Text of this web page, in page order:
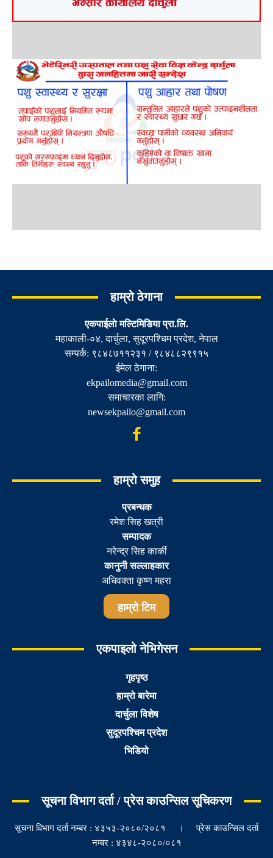
हाम्रो ठेगाना
एकपाईलाे मल्टिमिडिया प्रा.लि.
महाकाली-०४, दार्चुला, सुदूरपश्चिम प्रदेश, नेपाल
सम्पर्क: ९८४८७११२३१ / ९८४८८२९९१५
ईमेल ठेगाना:
ekpailomedia@gmail.com
समाचारका लागि:
newsekpailo@gmail.com
हाम्रो समुह
प्रबन्धक
रमेश सिह खत्री
सम्पादक
नरेन्द्र सिह कार्की
कानुनी सल्लाहकार
अधिवक्ता कृष्ण महरा
हाम्रो टिम
एकपाइलो नेभिगेसन
गृहपृष्ठ
हाम्रो बारेमा
दार्चुला विशेष
सुदूरपश्चिम प्रदेश
भिडियो
सूचना विभाग दर्ता / प्रेस काउन्सिल सूचिकरण
सूचना विभाग दर्ता नम्बर : ४३५३-२०८०/२०८१ । प्रेस काउन्सिल दर्ता
नम्बर : ४३४८-२०८०/०८१